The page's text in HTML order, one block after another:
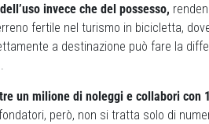
invece che del possesso,
fertile nel turismo in bicicletta,
a destinazione può fare la
un milione di noleggi e collabori con
però, non si tratta solo di